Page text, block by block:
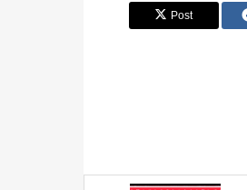
Post